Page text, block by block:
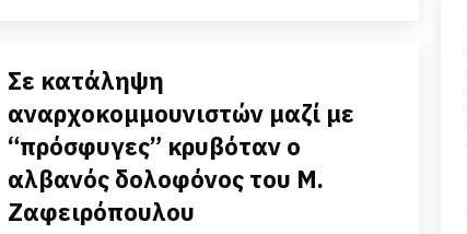
Σε κατάληψη
αναρχοκομμουνιστών μαζί με
“πρόσφυγες” κρυβόταν ο
αλβανός δολοφόνος του Μ.
Ζαφειρόπουλου